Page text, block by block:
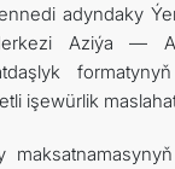
US ON
INFORMATION
adyndaky
Aziýa —
işewürlik